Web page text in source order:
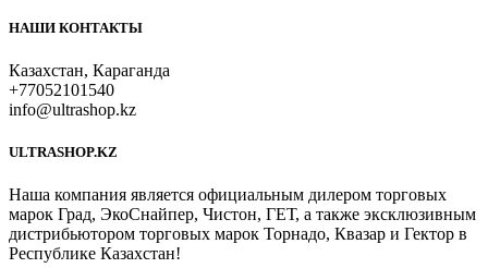
НАШИ КОНТАКТЫ
Казахстан, Караганда
+77052101540
info@ultrashop.kz
ULTRASHOP.KZ
Наша компания является официальным дилером торговых
марок Град, ЭкоСнайпер, Чистон, ГЕТ, а также эксклюзивным
дистрибьютором торговых марок Торнадо, Квазар и Гектор в
Республике Казахстан!